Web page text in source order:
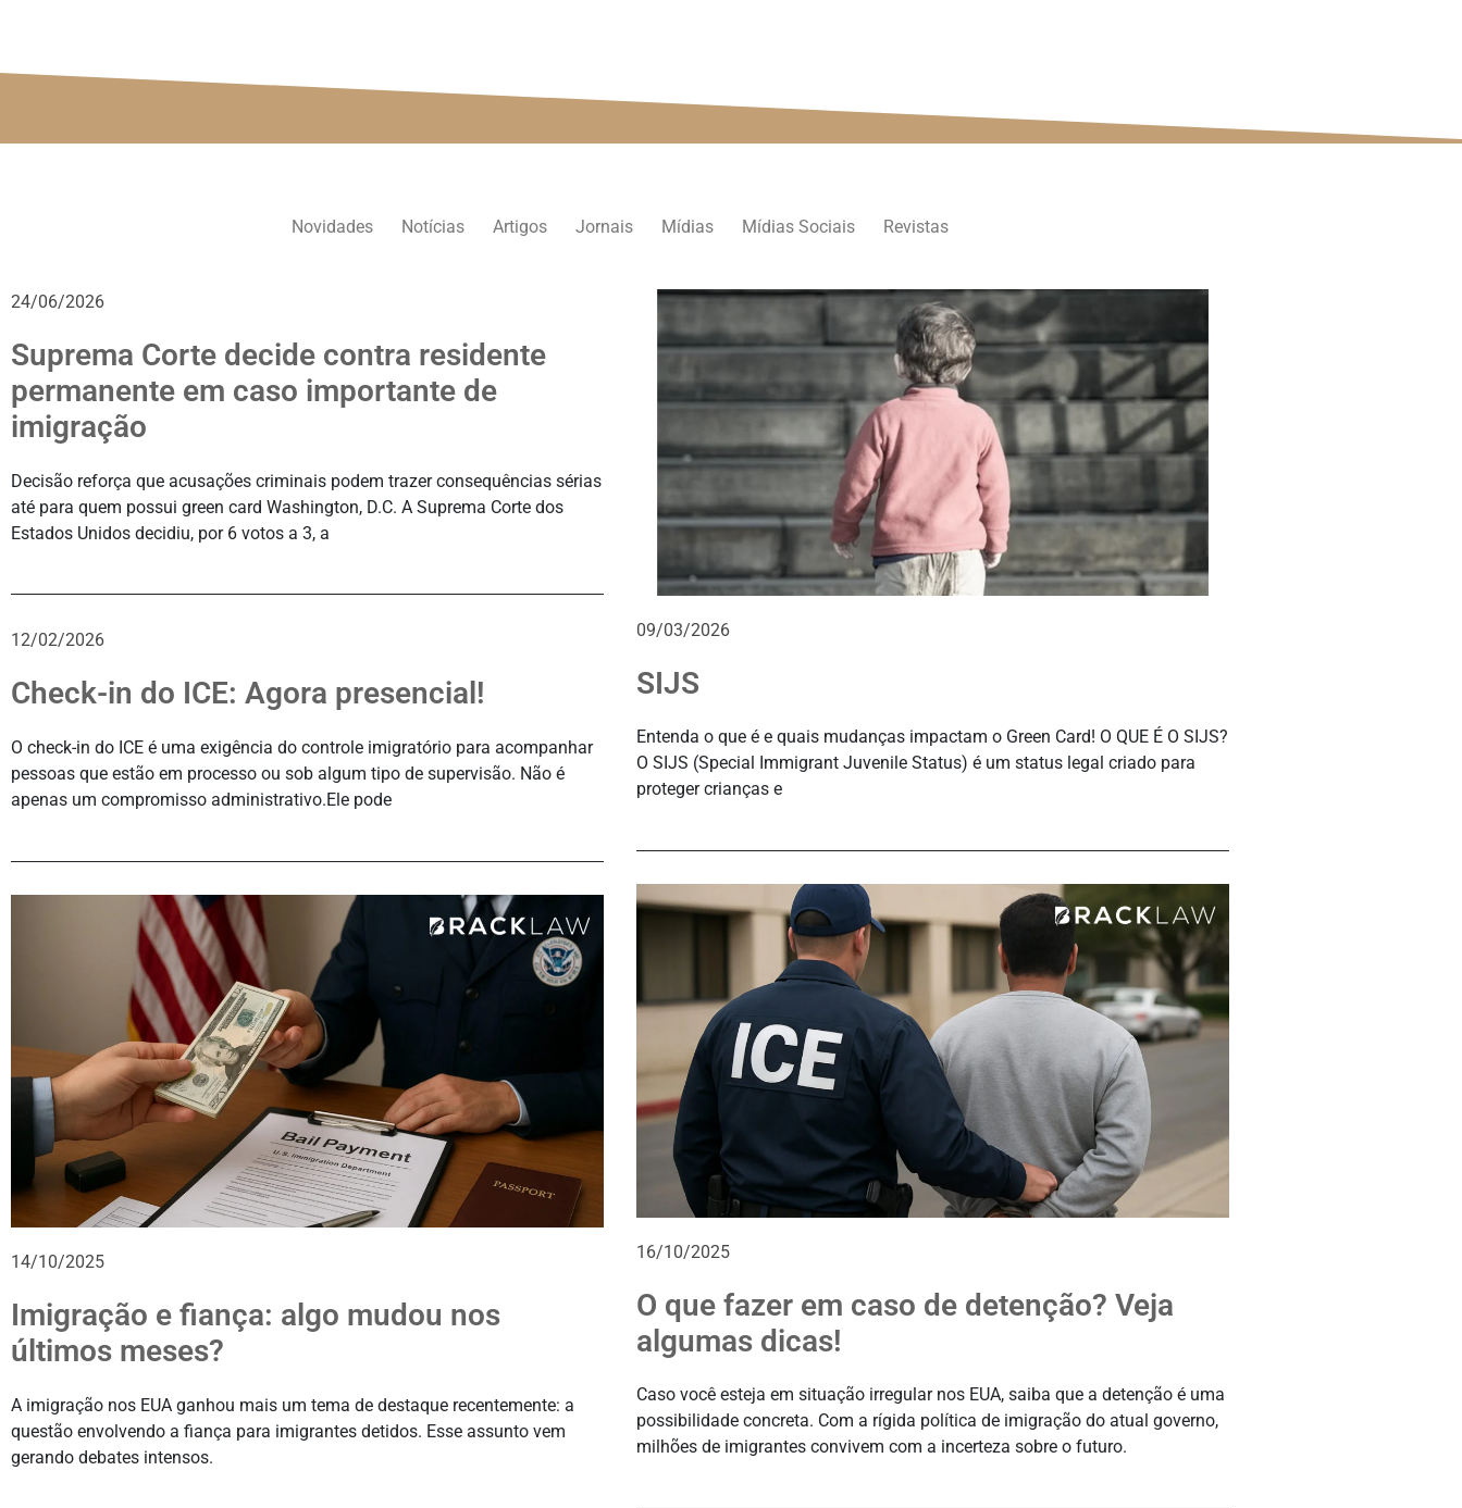
Novidades Notícias Artigos Jornais Mídias Mídias Sociais Revistas
24/06/2026
Suprema Corte decide contra residente
permanente em caso importante de
imigração
Decisão reforça que acusações criminais podem trazer consequências sérias
até para quem possui green card Washington, D.C. A Suprema Corte dos
Estados Unidos decidiu, por 6 votos a 3, a
12/02/2026
Check-in do ICE: Agora presencial!
O check-in do ICE é uma exigência do controle imigratório para acompanhar
pessoas que estão em processo ou sob algum tipo de supervisão. Não é
apenas um compromisso administrativo.Ele pode
14/10/2025
Imigração e fiança: algo mudou nos
últimos meses?
A imigração nos EUA ganhou mais um tema de destaque recentemente: a
questão envolvendo a fiança para imigrantes detidos. Esse assunto vem
gerando debates intensos.
09/03/2026
SIJS
Entenda o que é e quais mudanças impactam o Green Card! O QUE É O SIJS?
O SIJS (Special Immigrant Juvenile Status) é um status legal criado para
proteger crianças e
16/10/2025
O que fazer em caso de detenção? Veja
algumas dicas!
Caso você esteja em situação irregular nos EUA, saiba que a detenção é uma
possibilidade concreta. Com a rígida política de imigração do atual governo,
milhões de imigrantes convivem com a incerteza sobre o futuro.